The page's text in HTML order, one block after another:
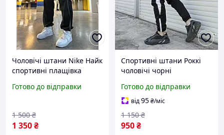
Чоловічі штани Nike Найк
спортивні плащівка
Готово до відправки
1 350₴
1 500 ₴
Спортивні штани Роккі
чоловічі чорні
Готово до відправки
від95₴/міс
950₴
1 150 ₴